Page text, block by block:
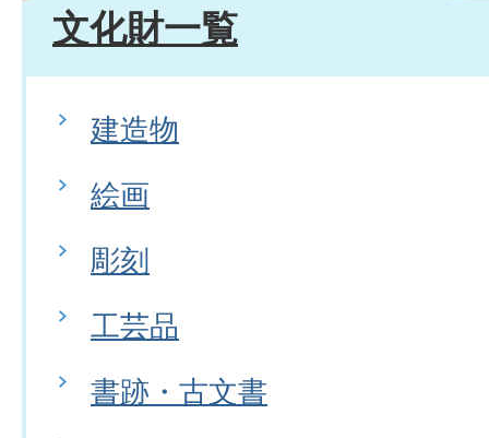
文化財一覧
建造物
絵画
彫刻
工芸品
書跡・古文書